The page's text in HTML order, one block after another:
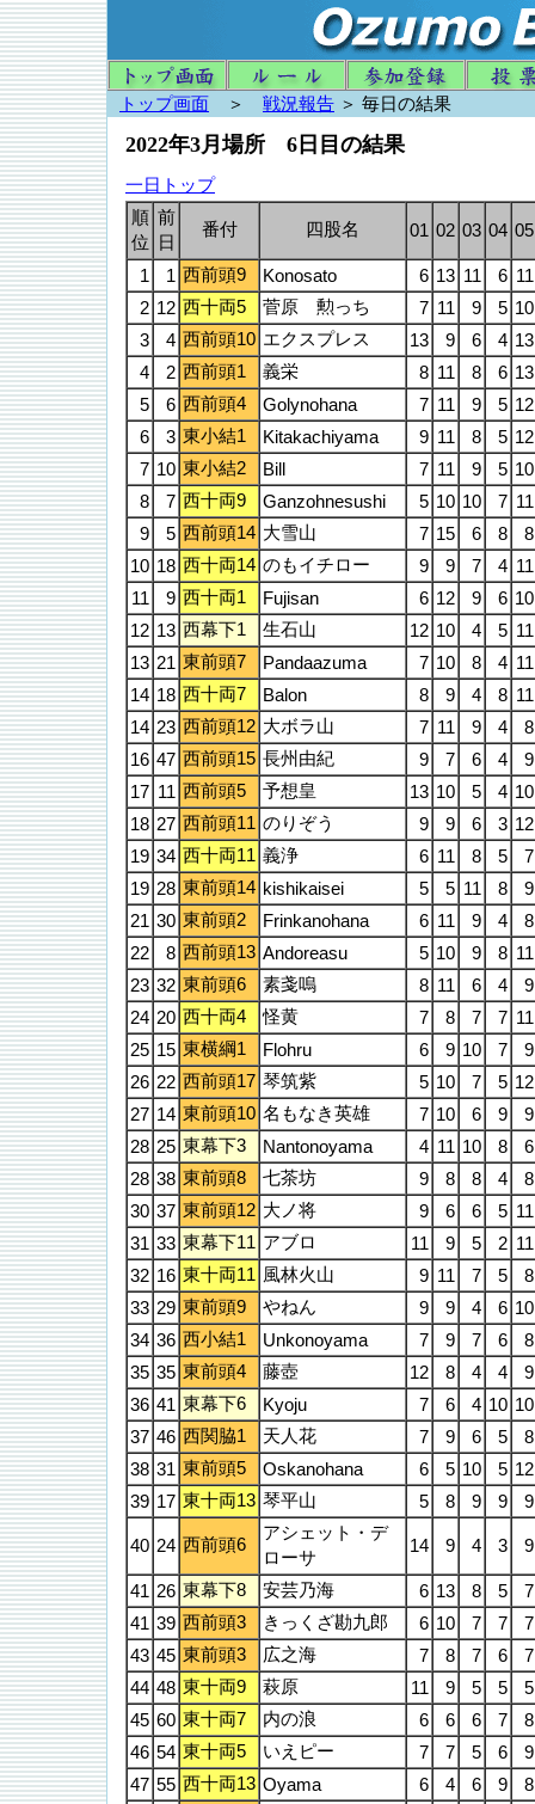
トップ画面 ＞ 戦況報告 ＞ 毎日の結果
2022年3月場所 6日目の結果
一日トップ
順
位
前
日
番付 四股名 01 02 03 04 05
1 1 西前頭9 Konosato 6 13 11 6 11
2 12 西十両5 菅原 勲っち 7 11 9 5 10
3
4 西前頭10 エクスプレス 13 9 6 4 13
4
2 西前頭1 義栄 8 11 8 6 13
5
6 西前頭4 Golynohana 7 11 9 5 12
6
3 東小結1 Kitakachiyama 9 11 8 5 12
7 10 東小結2 Bill 7 11 9 5 10
8
7 西十両9 Ganzohnesushi 5 10 10 7 11
9
5 西前頭14 大雪山 7 15 6 8
8
10 18 西十両14 のもイチロー 9 9 7 4 11
11
9 西十両1 Fujisan 6 12 9 6 10
12 13 西幕下1 生石山 12 10 4 5 11
13 21 東前頭7 Pandaazuma 7 10 8 4 11
14 18 西十両7 Balon 8 9 4 8 11
14 23 西前頭12 大ボラ山 7 11 9 4
8
16 47 西前頭15 長州由紀 9 7 6 4
9
17 11 西前頭5 予想皇 13 10 5 4 10
18 27 西前頭11 のりぞう 9 9 6 3 12
19 34 西十両11 義浄 6 11 8 5
7
19 28 東前頭14 kishikaisei 5 5 11 8
9
21 30 東前頭2 Frinkanohana 6 11 9 4
8
22
8 西前頭13 Andoreasu 5 10 9 8 11
23 32 東前頭6 素戔嗚 8 11 6 4
9
24 20 西十両4 怪黄 7 8 7 7 11
25 15 東横綱1 Flohru 6 9 10 7
9
26 22 西前頭17 琴筑紫 5 10 7 5 12
27 14 東前頭10 名もなき英雄 7 10 6 9
9
28 25 東幕下3 Nantonoyama 4 11 10 8
6
28 38 東前頭8 七茶坊 9 8 8 4
8
30 37 東前頭12 大ノ将 9 6 6 5 11
31 33 東幕下11 アブロ 11 9 5 2 11
32 16 東十両11 風林火山 9 11 7 5
8
33 29 東前頭9 やねん 9 9 4 6 10
34 36 西小結1 Unkonoyama 7 9 7 6
8
35 35 東前頭4 藤壺 12 8 4 4
9
36 41 東幕下6 Kyoju 7 6 4 10 10
37 46 西関脇1 天人花 7 9 6 5
8
38 31 東前頭5 Oskanohana 6 5 10 5 12
39 17 東十両13 琴平山 5 8 9 9 9
40 24 西前頭6
アシェット・デ
ローサ
14 9 4 3 9
41 26 東幕下8 安芸乃海 6 13 8 5
7
41 39 西前頭3 きっくざ勘九郎 6 10 7 7
7
43 45 東前頭3 広之海 7 8 7 6
7
44 48 東十両9 萩原 11 9 5 5
5
45 60 東十両7 内の浪 6 6 6 7
8
46 54 東十両5 いえピー 7 7 5 6
9
47 55 西十両13 Oyama 6 4 6 9
8